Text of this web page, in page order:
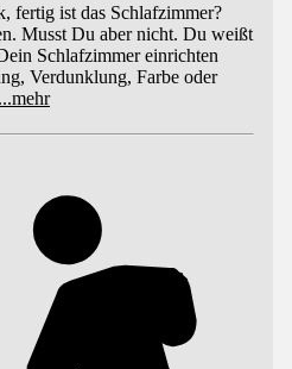
fertig ist das Schlafzimmer?
Musst Du aber nicht. Du weißt
Schlafzimmer einrichten
Verdunklung, Farbe oder
...mehr